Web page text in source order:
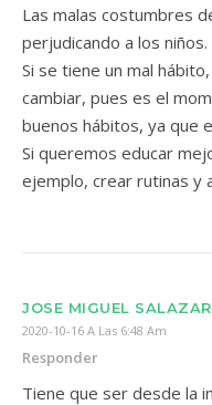
Las malas costumbres
perjudicando a los niños.
Si se tiene un mal
cambiar, pues es el
buenos hábitos, ya que
Si queremos educar
ejemplo, crear rutinas y
JOSE MIGUEL
2020-10-16 A Las 6:48 Am
Responder
Tiene que ser desde la